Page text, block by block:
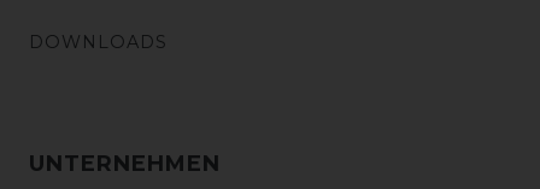
DOWNLOADS
UNTERNEHMEN